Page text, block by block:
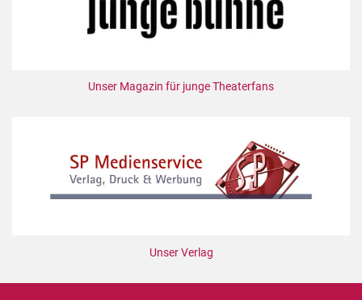
Unser Magazin für junge Theaterfans
Unser Verlag